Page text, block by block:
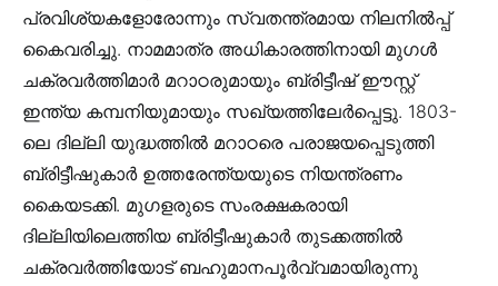
പ്രവിശ്യകളോരോന്നും സ്വതന്ത്രമായ നിലനിൽപ്പ്
കൈവരിച്ചു. നാമമാത്ര അധികാരത്തിനായി മുഗൾ
ചക്രവർത്തിമാർ മറാഠരുമായും ബ്രിട്ടീഷ് ഈസ്റ്റ്
ഇന്ത്യ കമ്പനിയുമായും സഖ്യത്തിലേർപ്പെട്ടു. 1803-
ലെ ദില്ലി യുദ്ധത്തിൽ മറാഠരെ പരാജയപ്പെടുത്തി
ബ്രിട്ടീഷുകാർ ഉത്തരേന്ത്യയുടെ നിയന്ത്രണം
കൈയടക്കി. മുഗളരുടെ സംരക്ഷകരായി
ദില്ലിയിലെത്തിയ ബ്രിട്ടീഷുകാർ തുടക്കത്തിൽ
ചക്രവർത്തിയോട് ബഹുമാനപൂർവ്വമായിരുന്നു